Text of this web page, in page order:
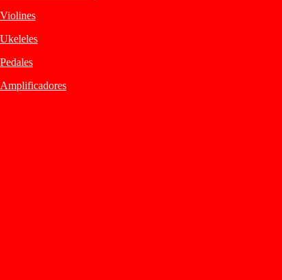
Violines
Ukeleles
Pedales
Amplificadores